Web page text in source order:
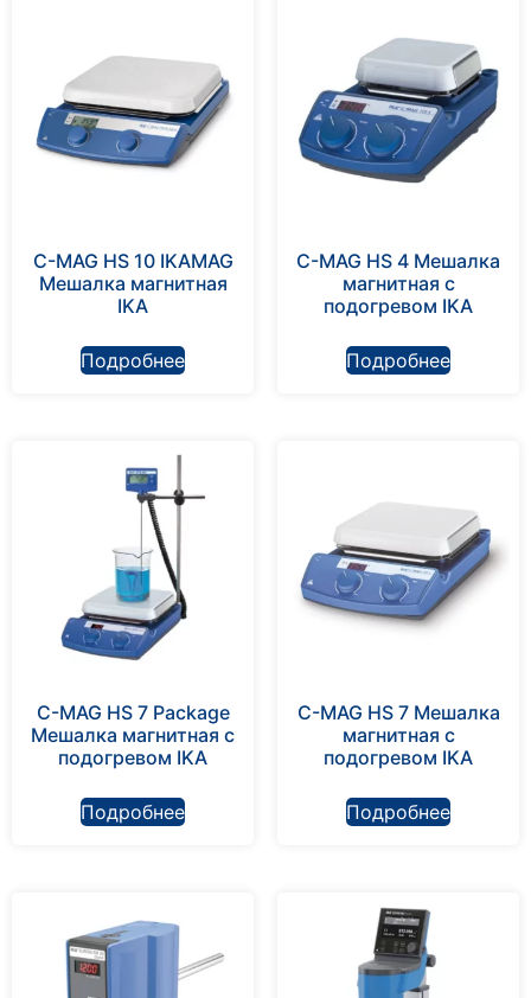
C-MAG HS 10 IKAMAG
Мешалка магнитная
IKA
Подробнее
C-MAG HS 4 Мешалка
магнитная с
подогревом IKA
Подробнее
C-MAG HS 7 Package
Мешалка магнитная с
подогревом IKA
Подробнее
C-MAG HS 7 Мешалка
магнитная с
подогревом IKA
Подробнее